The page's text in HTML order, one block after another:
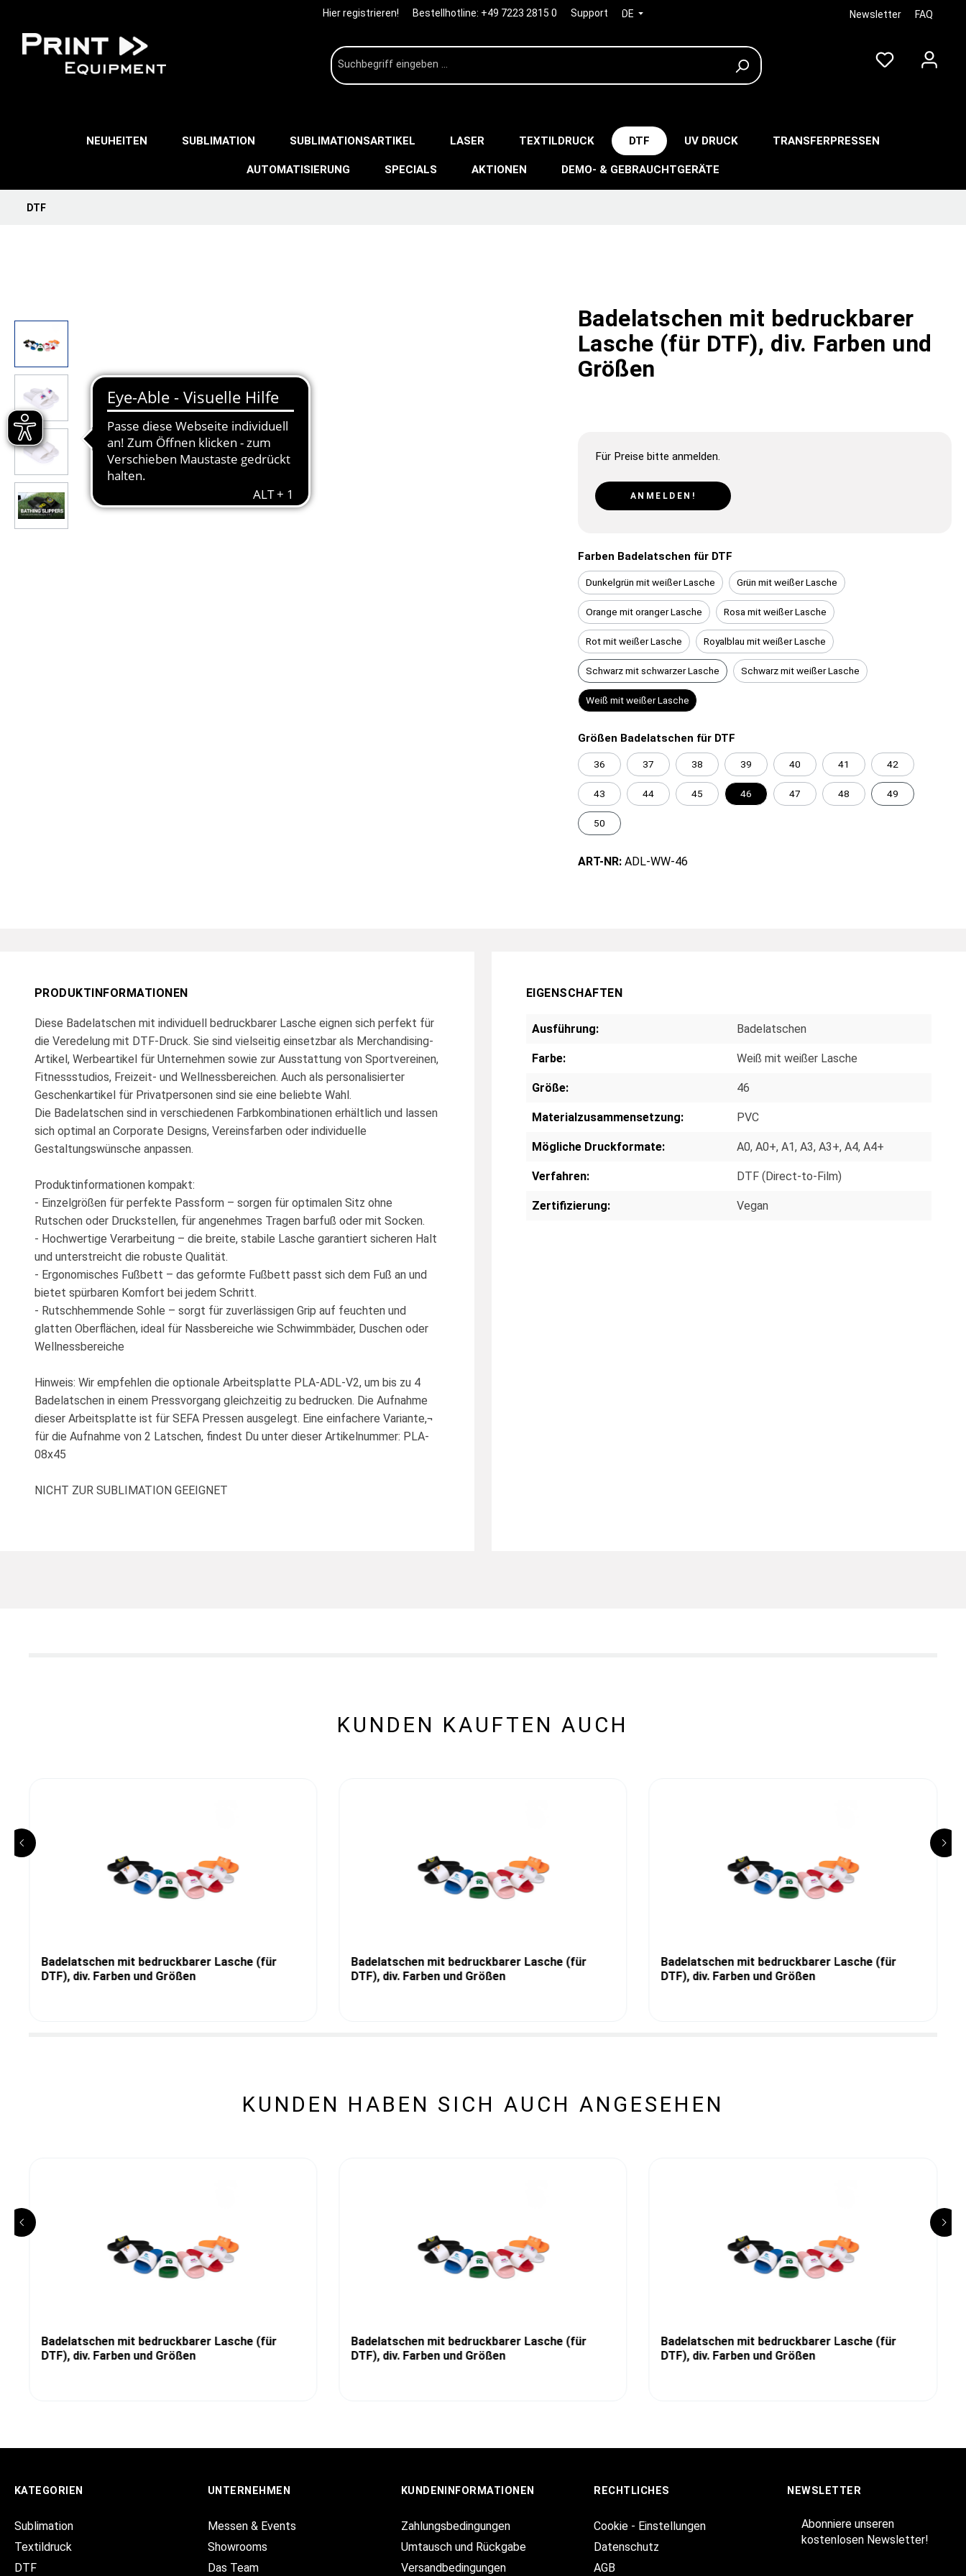
Hier registrieren! Bestellhotline: +49 7223 2815 0 Support DE Newsletter FAQ
NEUHEITEN SUBLIMATION SUBLIMATIONSARTIKEL LASER TEXTILDRUCK DTF UV DRUCK TRANSFERPRESSEN
AUTOMATISIERUNG SPECIALS AKTIONEN DEMO- & GEBRAUCHTGERÄTE
DTF
Badelatschen mit bedruckbarer
Lasche (für DTF), div. Farben und
Größen
Für Preise bitte anmelden.
ANMELDEN!
Farben Badelatschen für DTF
Dunkelgrün mit weißer Lasche Grün mit weißer Lasche
Orange mit oranger Lasche Rosa mit weißer Lasche
Rot mit weißer Lasche Royalblau mit weißer Lasche
Schwarz mit schwarzer Lasche Schwarz mit weißer Lasche
Weiß mit weißer Lasche
Größen Badelatschen für DTF
36 37 38 39 40 41 42
43 44 45 46 47 48 49
50
ART-NR: ADL-WW-46
PRODUKTINFORMATIONEN
Diese Badelatschen mit individuell bedruckbarer Lasche eignen sich perfekt für
die Veredelung mit DTF-Druck. Sie sind vielseitig einsetzbar als Merchandising-
Artikel, Werbeartikel für Unternehmen sowie zur Ausstattung von Sportvereinen,
Fitnessstudios, Freizeit- und Wellnessbereichen. Auch als personalisierter
Geschenkartikel für Privatpersonen sind sie eine beliebte Wahl.
Die Badelatschen sind in verschiedenen Farbkombinationen erhältlich und lassen
sich optimal an Corporate Designs, Vereinsfarben oder individuelle
Gestaltungswünsche anpassen.
Produktinformationen kompakt:
- Einzelgrößen für perfekte Passform – sorgen für optimalen Sitz ohne
Rutschen oder Druckstellen, für angenehmes Tragen barfuß oder mit Socken.
- Hochwertige Verarbeitung – die breite, stabile Lasche garantiert sicheren Halt
und unterstreicht die robuste Qualität.
- Ergonomisches Fußbett – das geformte Fußbett passt sich dem Fuß an und
bietet spürbaren Komfort bei jedem Schritt.
- Rutschhemmende Sohle – sorgt für zuverlässigen Grip auf feuchten und
glatten Oberflächen, ideal für Nassbereiche wie Schwimmbäder, Duschen oder
Wellnessbereiche
Hinweis: Wir empfehlen die optionale Arbeitsplatte PLA-ADL-V2, um bis zu 4
Badelatschen in einem Pressvorgang gleichzeitig zu bedrucken. Die Aufnahme
dieser Arbeitsplatte ist für SEFA Pressen ausgelegt. Eine einfachere Variante,¬
für die Aufnahme von 2 Latschen, findest Du unter dieser Artikelnummer: PLA-
08x45
NICHT ZUR SUBLIMATION GEEIGNET
EIGENSCHAFTEN
Ausführung: Badelatschen
Farbe: Weiß mit weißer Lasche
Größe: 46
Materialzusammensetzung: PVC
Mögliche Druckformate: A0, A0+, A1, A3, A3+, A4, A4+
Verfahren: DTF (Direct-to-Film)
Zertifizierung: Vegan
KUNDEN KAUFTEN AUCH
Badelatschen mit bedruckbarer Lasche (für
DTF), div. Farben und Größen
Badelatschen mit bedruckbarer Lasche (für
DTF), div. Farben und Größen
Badelatschen mit bedruckbarer Lasche (für
DTF), div. Farben und Größen
KUNDEN HABEN SICH AUCH ANGESEHEN
Badelatschen mit bedruckbarer Lasche (für
DTF), div. Farben und Größen
Badelatschen mit bedruckbarer Lasche (für
DTF), div. Farben und Größen
Badelatschen mit bedruckbarer Lasche (für
DTF), div. Farben und Größen
KATEGORIEN
Sublimation
Textildruck
DTF
UNTERNEHMEN
Messen & Events
Showrooms
Das Team
KUNDENINFORMATIONEN
Zahlungsbedingungen
Umtausch und Rückgabe
Versandbedingungen
RECHTLICHES
Cookie - Einstellungen
Datenschutz
AGB
NEWSLETTER
Abonniere unseren
kostenlosen Newsletter!